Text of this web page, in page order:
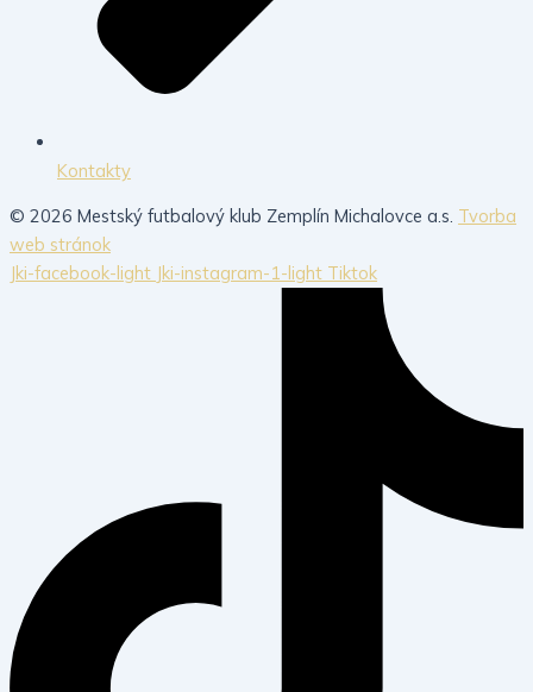
Kontakty
© 2026 Mestský futbalový klub Zemplín Michalovce a.s. Tvorba
web stránok
Jki-facebook-light Jki-instagram-1-light Tiktok